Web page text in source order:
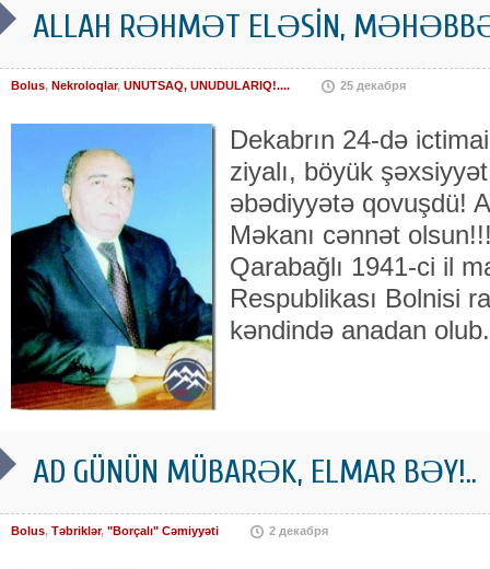
ALLAH RƏHMƏT ELƏSİN,
Bolus, Nekroloqlar, UNUTSAQ, UNUDULARIQ!.... 25 декабря
Dekabrın 24-də
ziyalı, böyük
əbədiyyətə qovuşdü!
Məkanı cənnət
Qarabağlı 1941-ci il
Respublikası Bolnisi
kəndində anadan
AD GÜNÜN MÜBARƏK, ELMAR BƏY!..
Bolus, Təbriklər, "Borçalı" Cəmiyyəti 2 декабря